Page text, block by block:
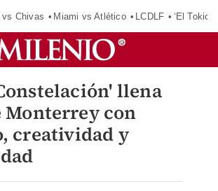
vs Chivas Miami vs Atlético LCDLF ‘El Tokio’
llena
Monterrey con
creatividad y